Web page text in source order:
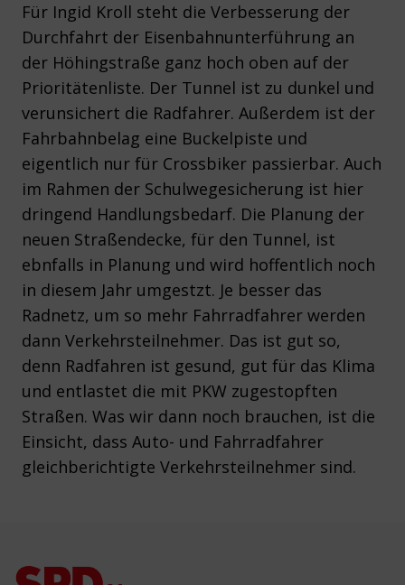
Für Ingid Kroll steht die Verbesserung der
Durchfahrt der Eisenbahnunterführung an
der Höhingstraße ganz hoch oben auf der
Prioritätenliste. Der Tunnel ist zu dunkel und
verunsichert die Radfahrer. Außerdem ist der
Fahrbahnbelag eine Buckelpiste und
eigentlich nur für Crossbiker passierbar. Auch
im Rahmen der Schulwegesicherung ist hier
dringend Handlungsbedarf. Die Planung der
neuen Straßendecke, für den Tunnel, ist
ebnfalls in Planung und wird hoffentlich noch
in diesem Jahr umgestzt. Je besser das
Radnetz, um so mehr Fahrradfahrer werden
dann Verkehrsteilnehmer. Das ist gut so,
denn Radfahren ist gesund, gut für das Klima
und entlastet die mit PKW zugestopften
Straßen. Was wir dann noch brauchen, ist die
Einsicht, dass Auto- und Fahrradfahrer
gleichberichtigte Verkehrsteilnehmer sind.